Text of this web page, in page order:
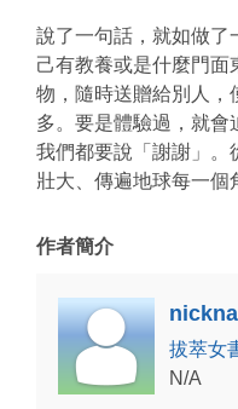
說了一句話，就如做了
己有教養或是什麼門面
物，隨時送贈給別人，
多。要是體驗過，就會
我們都要說「謝謝」。
壯大、傳遍地球每一個
作者簡介
拔萃女
N/A